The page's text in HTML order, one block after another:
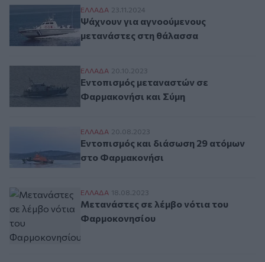
Ψάχνουν για αγνοούμενους μετανάστες
ΕΛΛAΔΑ 23.11.2024
Ψάχνουν για αγνοούμενους
μετανάστες στη θάλασσα
Εντοπισμός μεταναστών σε Φαρμακονήσι
ΕΛΛAΔΑ 20.10.2023
Εντοπισμός μεταναστών σε
Φαρμακονήσι και Σύμη
Εντοπισμός και διάσωση 29 ατόμων στο
ΕΛΛAΔΑ 20.08.2023
Εντοπισμός και διάσωση 29 ατόμων
στο Φαρμακονήσι
Μετανάστες σε λέμβο νότια του
ΕΛΛAΔΑ 18.08.2023
Μετανάστες σε λέμβο νότια του
Φαρμοκονησίου